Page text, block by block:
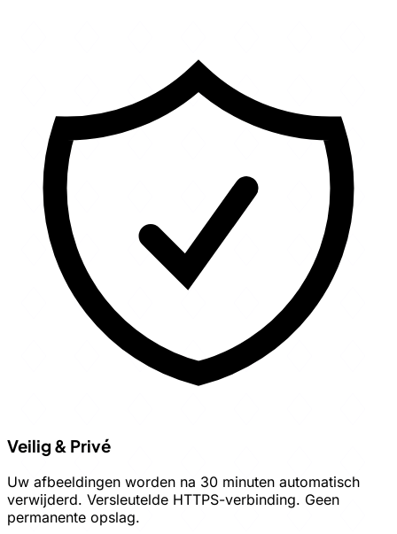
Veilig & Privé
Uw afbeeldingen worden na 30 minuten automatisch
verwijderd. Versleutelde HTTPS-verbinding. Geen
permanente opslag.